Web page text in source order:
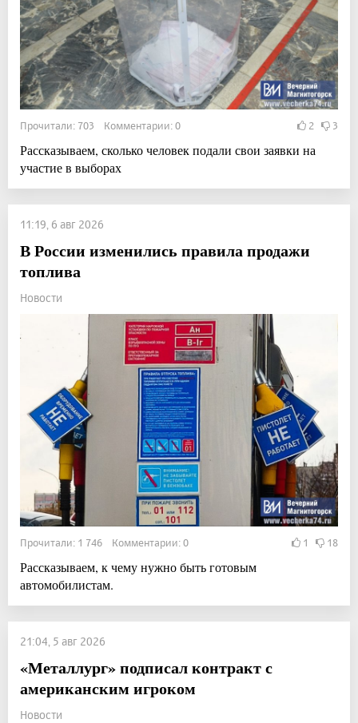
Прочитали: 703 Комментарии: 0 2 3
Рассказываем, сколько человек подали свои заявки на
участие в выборах
11:19, 6 авг 2026
В России изменились правила продажи
топлива
Новости
Прочитали: 1 746 Комментарии: 0 1 18
Рассказываем, к чему нужно быть готовым
автомобилистам.
21:04, 5 авг 2026
«Металлург» подписал контракт с
американским игроком
Новости